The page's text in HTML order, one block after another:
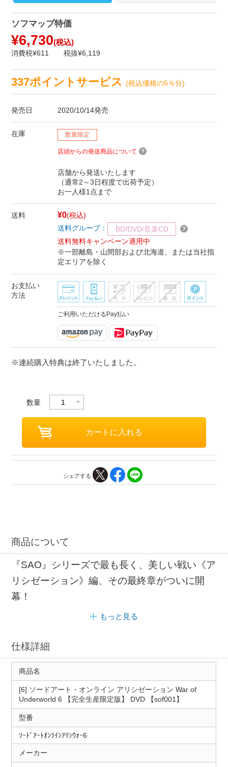
ソフマップ特価
¥6,730(税込)
消費税¥611 税抜¥6,119
337ポイントサービス(税込価格の5％分)
発売日 2020/10/14発売
在庫 数量限定
店頭からの発送商品について
店舗から発送いたします
（通常2～3日程度で出荷予定）
お一人様1点まで
送料 ¥0(税込)
送料グループ：
BD/DVD/音楽CD
送料無料キャンペーン適用中
※一部離島・山間部および北海道、または当社指
定エリアを除く
お支払い
方法
ご利用いただけるPay払い
※連続購入特典は終了いたしました。
数量
シェアする
商品について
『SAO』シリーズで最も長く、美しい戦い《ア
リシゼーション》編、その最終章がついに開
幕！
もっと見る
仕様詳細
商品名
[6] ソードアート・オンライン アリシゼーション War of
Underworld 6 【完全生産限定版】 DVD 【sof001】
型番
ｿｰﾄﾞｱｰﾄｵﾝﾗｲﾝｱﾘｼｳｫｰ6
メーカー